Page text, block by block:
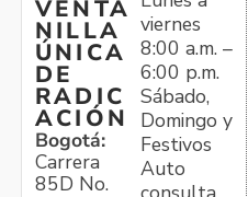
VENTA
NILLA
ÚNICA
DE
RADIC
ACIÓN
Bogotá:
Carrera
85D No.
viernes
8:00 a.m. –
6:00 p.m.
Sábado,
Domingo y
Festivos
Auto